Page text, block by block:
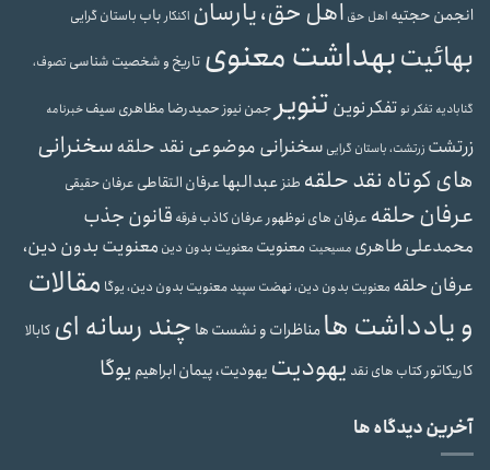
انجمن حجتیه اهل حق اهل حق، یارسان اکنکارباب باستان گرایی
بهائیتبهداشت معنوی تاریخ و شخصیت شناسی تصوف،
گنابادیه تفکر نوتفکر نوین تنویر جمن نیوزحمیدرضا مظاهری سیفخبرنامه
زرتشت زرتشت، باستان گرایی سخنرانی موضوعی نقد حلقهسخنرانی
های کوتاه نقد حلقه طنزعبدالبهاعرفان التقاطی عرفان حقیقی
عرفان حلقه عرفان های نوظهور عرفان کاذبفرقه قانون جذب
محمدعلی طاهری مسیحیت معنویت معنویت بدون دین معنویت بدون دین،
عرفان حلقه معنویت بدون دین، نهضت سپیدمعنویت بدون دین، یوگا مقالات
و یادداشت هامناظرات و نشست ها چند رسانه ای کابالا
کاریکاتور کتاب های نقد یهودیت یهودیت، پیمان ابراهیم یوگا
آخرین دیدگاه ها